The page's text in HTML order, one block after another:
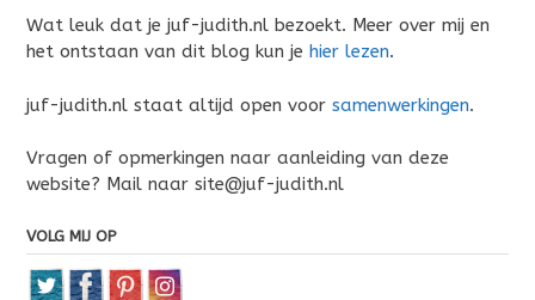
Wat leuk dat je juf-judith.nl bezoekt. Meer over mij en
het ontstaan van dit blog kun je hier lezen.
juf-judith.nl staat altijd open voor samenwerkingen.
Vragen of opmerkingen naar aanleiding van deze
website? Mail naar site@juf-judith.nl
VOLG MIJ OP